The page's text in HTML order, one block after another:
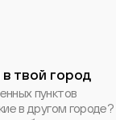
твой город
пунктов
в другом городе?